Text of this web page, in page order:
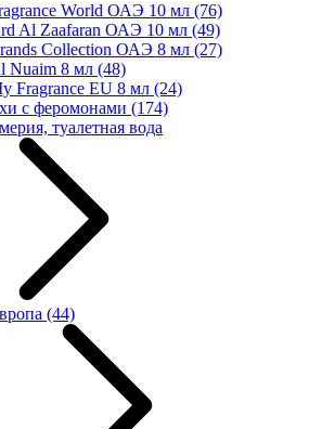
World ОАЭ 10 мл (76)
Al Zaafaran ОАЭ 10 мл (49)
Collection ОАЭ 8 мл (27)
Nuaim 8 мл (48)
Fragrance EU 8 мл (24)
с феромонами (174)
туалетная вода
(44)